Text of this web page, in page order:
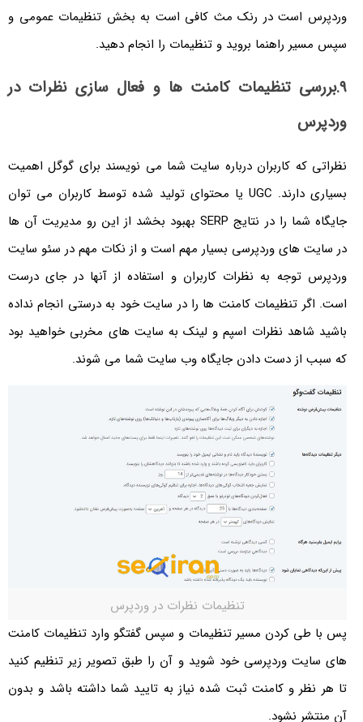
وردپرس است در رنک مث کافی است به بخش تنظیمات عمومی و
سپس مسیر راهنما بروید و تنظیمات را انجام دهید.
9.بررسی تنظیمات کامنت ها و فعال سازی نظرات در
وردپرس
نظراتی که کاربران درباره سایت شما می نویسند برای گوگل اهمیت
بسیاری دارند. UGC یا محتوای تولید شده توسط کاربران می توان
جایگاه شما را در نتایج SERP بهبود بخشد از این رو مدیریت آن ها
در سایت های وردپرسی بسیار مهم است و از نکات مهم در سئو سایت
وردپرس توجه به نظرات کاربران و استفاده از آنها در جای درست
است. اگر تنظیمات کامنت ها را در سایت خود به درستی انجام نداده
باشید شاهد نظرات اسپم و لینک به سایت های مخربی خواهید بود
که سبب از دست دادن جایگاه وب سایت شما می شوند.
تنظیمات نظرات در وردپرس
پس با طی کردن مسیر تنظیمات و سپس گفتگو وارد تنظیمات کامنت
های سایت وردپرسی خود شوید و آن را طبق تصویر زیر تنظیم کنید
تا هر نظر و کامنت ثبت شده نیاز به تایید شما داشته باشد و بدون
آن منتشر نشود.